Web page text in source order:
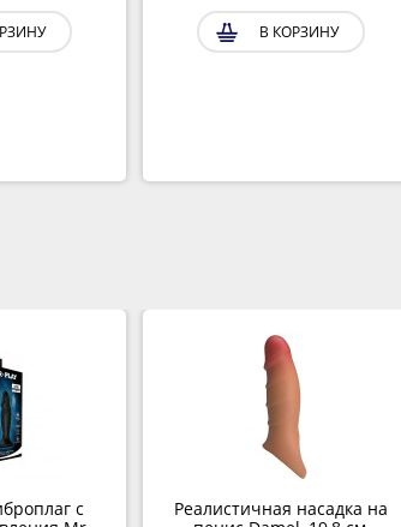
В КОРЗИНУ
с
Реалистичная насадка на